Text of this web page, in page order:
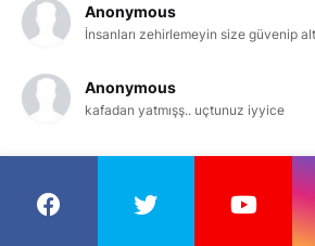
Anonymous
İnsanları zehirlemeyin size güvenip
Anonymous
kafadan yatmışş.. uçtunuz iyyice